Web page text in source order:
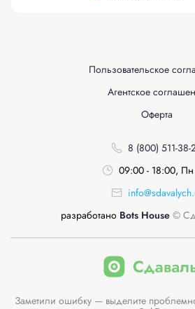
Пользовательское
Агентское
Оферта
8 (800) 511-38-
09:00 - 18:00, Пн
разработано Bots House ©
Заметили ошибку — выделите